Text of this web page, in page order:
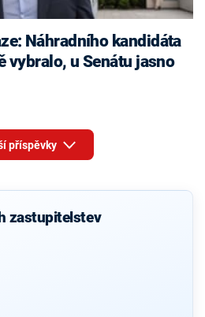
Náhradního kandidáta
vybralo, u Senátu jasno
příspěvky
zastupitelstev